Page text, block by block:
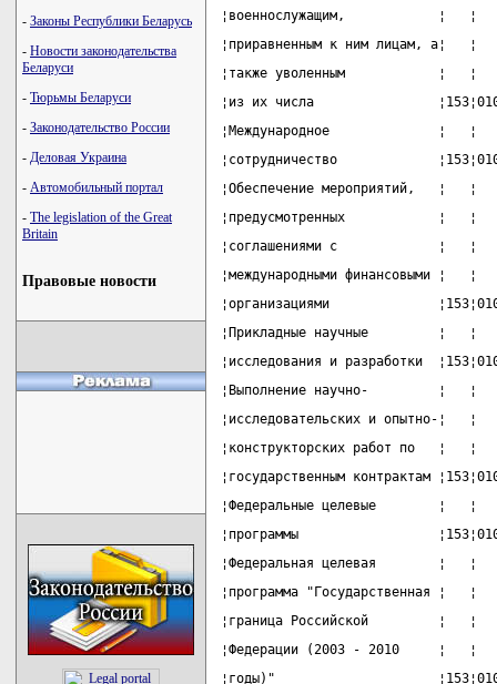
- Законы Республики Беларусь
- Новости законодательства
Беларуси
- Тюрьмы Беларуси
- Законодательство России
- Деловая Украина
- Автомобильный портал
- The legislation of the Great
Britain
Правовые новости
¦военнослужащим,            ¦
¦приравненным к ним лицам,
¦также уволенным            ¦
¦из их числа
¦Международное              ¦
¦сотрудничество
¦Обеспечение мероприятий,
¦предусмотренных
¦соглашениями с             ¦
¦международными
¦организациями
¦Прикладные научные
¦исследования и разработки
¦Выполнение научно-
¦исследовательских и
¦конструкторских работ по
¦государственным контрактам
¦Федеральные целевые
¦программы
¦Федеральная целевая
¦программа
¦граница Российской
¦Федерации (2003 - 2010
¦годы)"